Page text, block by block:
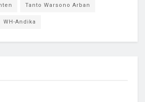
Tanto Warsono Arban
WH-Andika